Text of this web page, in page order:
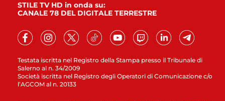
Testata iscritta nel Registro della Stampa presso il Tribunale di
Salerno al n. 34/2009
Società iscritta nel Registro degli Operatori di Comunicazione c/o
l’AGCOM al n. 20133
STILE TV HD in onda su:
CANALE 78 DEL DIGITALE TERRESTRE